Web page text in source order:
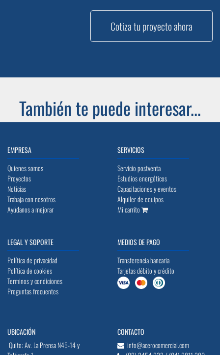
Cotiza tu proyecto ahora
También te puede interesar...
EMPRESA
Quienes somos
Proyectos
Noticias
Trabaja con nosotros
Ayúdanos a mejorar
SERVICIOS
Servicio postventa
Estudios energéticos
Capacitaciones y eventos
Alquiler de equipos
Mi carrito
LEGAL Y SOPORTE
Política de privacidad
Política de cookies
Terminos y condiciones
Preguntas frecuentes
MEDIOS DE PAGO
Transferencia bancaria
Tarjetas débito y crédito
UBICACIÓN
Quito: Av. La Prensa N45-14 y
CONTACTO
info@acerocomercial.com